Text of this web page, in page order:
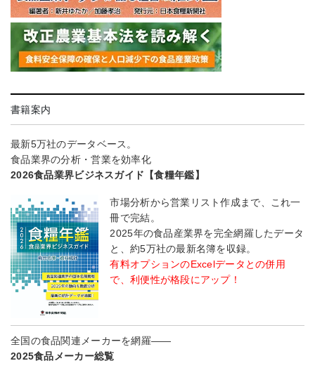
書籍案内
最新5万社のデータベース。
食品業界の分析・営業を効率化
2026食品業界ビジネスガイド【食糧年鑑】
市場分析から営業リスト作成まで、これ一
冊で完結。
2025年の食品産業界を完全網羅したデータ
と、約5万社の最新名簿を収録。
有料オプションのExcelデータとの併用
で、利便性が格段にアップ！
全国の食品関連メーカーを網羅――
2025食品メーカー総覧